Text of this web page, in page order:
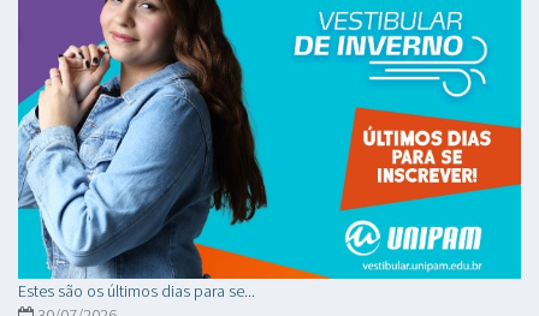
Estes são os últimos dias para se...